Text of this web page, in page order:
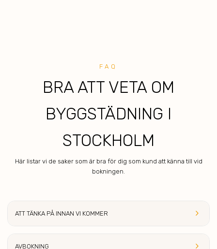
FAQ
BRA A TT VETA OM
BYGGSTÄDNING I
STOCKHOLM
Här listar vi de saker som är bra för dig som kund att känna till vid
bokningen.
keyboard_arrow_right
ATT TÄNKA PÅ INNAN VI KOMMER
keyboard_arrow_right
AVBOKNING